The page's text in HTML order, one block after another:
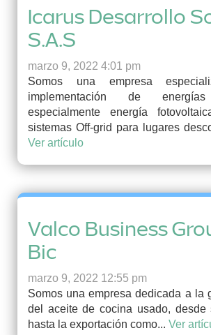
Icarus Desarrollo
S.A.S
marzo 9, 2022 4:01 pm
Somos una empresa
implementación de energías
especialmente energía
sistemas Off-grid para lugares
Ver artículo
Valco Business
Bic
marzo 9, 2022 12:55 pm
Somos una empresa dedicada a la
del aceite de cocina usado, desde
hasta la exportación como... Ver